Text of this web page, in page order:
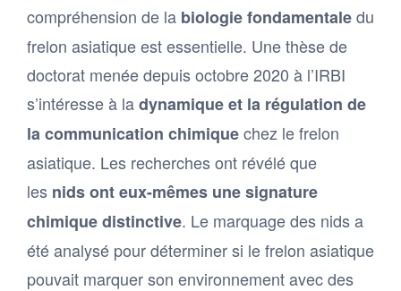
compréhension de la biologie fondamentaledu
frelon asiatique est essentielle. Une thèse de
doctorat menée depuis octobre 2020 à l’IRBI
s’intéresse à ladynamique et la régulation de
la communication chimiquechez le frelon
asiatique. Les recherches ont révélé que
les nids ont eux-mêmes une signature
chimique distinctive. Le marquage des nids a
été analysé pour déterminer si le frelon asiatique
pouvait marquer son environnement avec des